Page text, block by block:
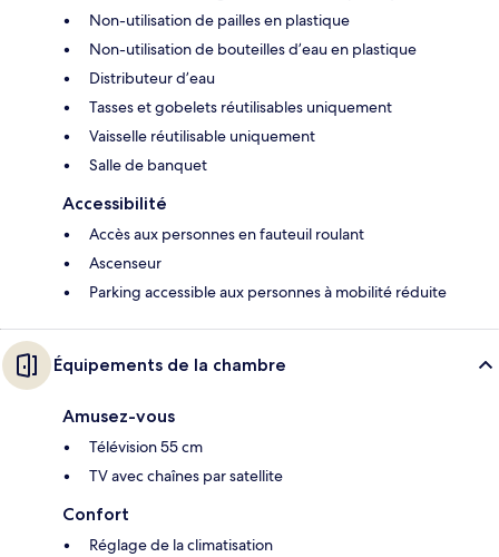
Non-utilisation de pailles en plastique
Non-utilisation de bouteilles d’eau en plastique
Distributeur d’eau
Tasses et gobelets réutilisables uniquement
Vaisselle réutilisable uniquement
Salle de banquet
Accessibilité
Accès aux personnes en fauteuil roulant
Ascenseur
Parking accessible aux personnes à mobilité réduite
Équipements de la chambre
Amusez-vous
Télévision 55 cm
TV avec chaînes par satellite
Confort
Réglage de la climatisation